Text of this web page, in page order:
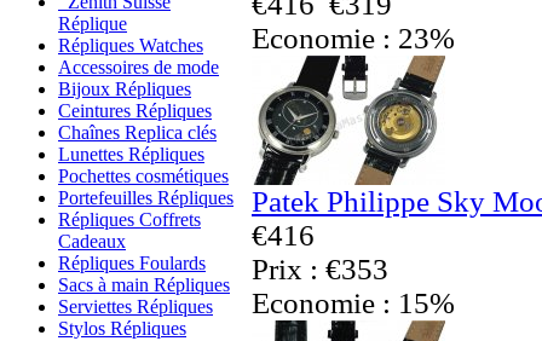
Réplique
Répliques Watches
Accessoires de mode
Bijoux Répliques
Ceintures Répliques
Chaînes Replica clés
Lunettes Répliques
Pochettes cosmétiques
Portefeuilles Répliques
Répliques Coffrets
Cadeaux
Répliques Foulards
Sacs à main Répliques
Serviettes Répliques
Stylos Répliques
Economie : 23%
Patek Philippe Sky
€416
Prix : €353
Economie : 15%